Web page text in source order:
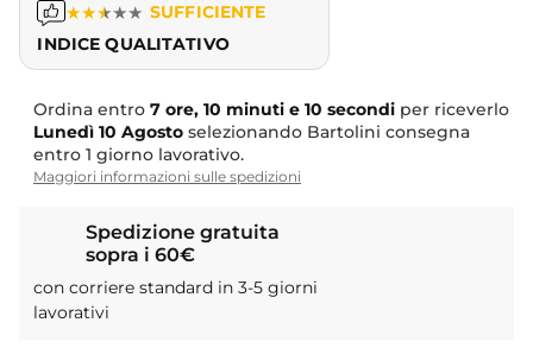
★★★★★ SUFFICIENTE
INDICE QUALITATIVO
Ordina entro 7 ore, 10 minuti e 9 secondiper riceverlo
Lunedì 10 Agosto selezionando Bartolini consegna
entro 1 giorno lavorativo.
Maggiori informazioni sulle spedizioni
Spedizione gratuita
sopra i 60€
con corriere standard in 3-5 giorni
lavorativi